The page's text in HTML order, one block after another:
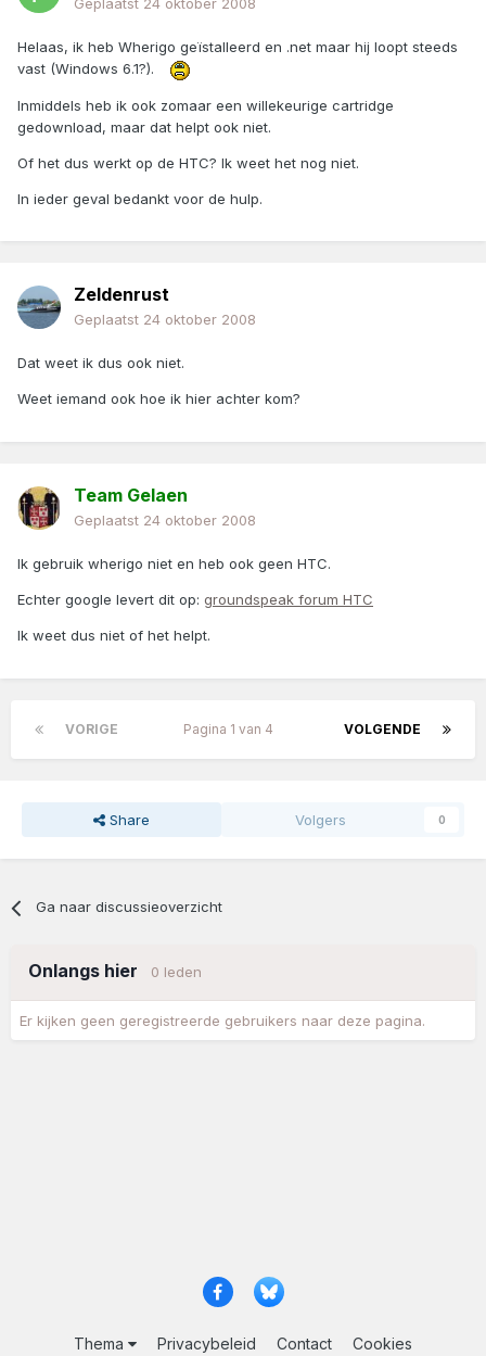
Geplaatst 24 oktober 2008
Helaas, ik heb Wherigo geïstalleerd en .net maar hij loopt steeds
vast (Windows 6.1?).
Inmiddels heb ik ook zomaar een willekeurige cartridge
gedownload, maar dat helpt ook niet.
Of het dus werkt op de HTC? Ik weet het nog niet.
In ieder geval bedankt voor de hulp.
Zeldenrust
Geplaatst 24 oktober 2008
Dat weet ik dus ook niet.
Weet iemand ook hoe ik hier achter kom?
Team Gelaen
Geplaatst 24 oktober 2008
Ik gebruik wherigo niet en heb ook geen HTC.
Echter google levert dit op: groundspeak forum HTC
Ik weet dus niet of het helpt.
VORIGE VOLGENDE
Pagina 1 van 4
Share Volgers 0
Ga naar discussieoverzicht
Onlangs hier 0 leden
Er kijken geen geregistreerde gebruikers naar deze pagina.
Thema Privacybeleid Contact Cookies